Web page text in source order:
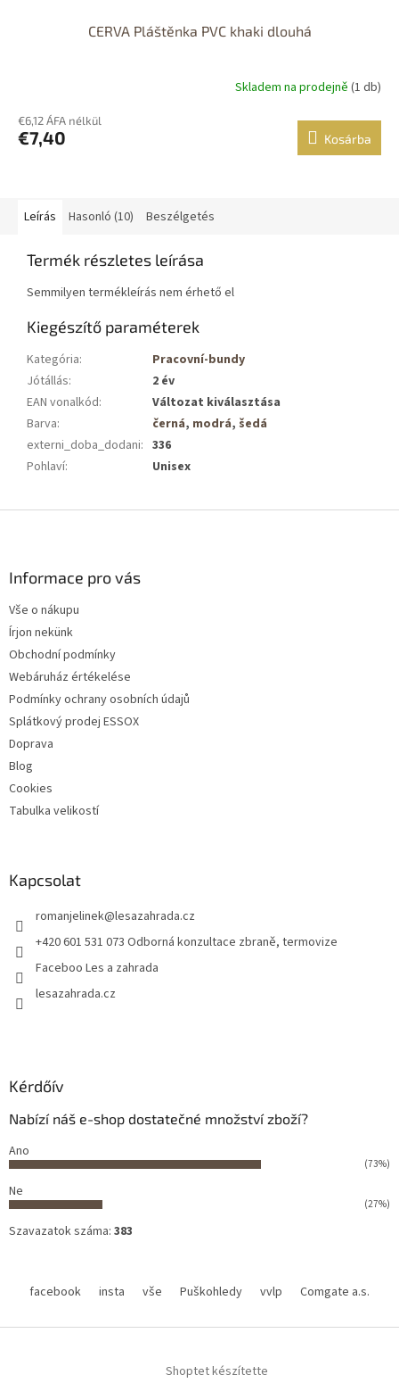
CERVA Pláštěnka PVC khaki dlouhá
Skladem na prodejně (1 db)
€6,12 ÁFA nélkül
€7,40 Kosárba
Leírás Hasonló (10) Beszélgetés
Termék részletes leírása
Semmilyen termékleírás nem érhető el
Kiegészítő paraméterek
Kategória:
Pracovní-bundy
Jótállás:
2 év
EAN vonalkód:
Változat kiválasztása
Barva: černá, modrá, šedá
externi_doba_dodani: 336
Pohlaví: Unisex
Informace pro vás
Vše o nákupu
Írjon nekünk
Obchodní podmínky
Webáruház értékelése
Podmínky ochrany osobních údajů
Splátkový prodej ESSOX
Doprava
Blog
Cookies
Tabulka velikostí
Kapcsolat
romanjelinek@lesazahrada.cz
+420 601 531 073 Odborná konzultace zbraně, termovize
Faceboo Les a zahrada
lesazahrada.cz
Kérdőív
Nabízí náš e-shop dostatečné množství zboží?
Ano
(73%)
Ne
(27%)
Szavazatok száma: 383
facebook insta vše Puškohledy vvlp Comgate a.s.
Shoptet készítette